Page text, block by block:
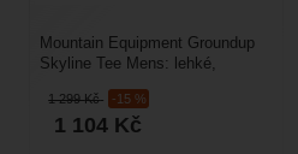
1 299Kč -15 %
1 104 Kč
Mountain Equipment Groundup
Skyline Tee Mens: lehké,
funkční tričko, které se...